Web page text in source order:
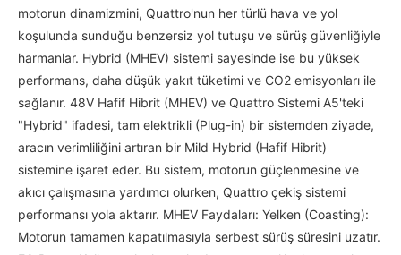
motorun dinamizmini, Quattro'nun her türlü hava ve yol
koşulunda sunduğu benzersiz yol tutuşu ve sürüş güvenliğiyle
harmanlar. Hybrid (MHEV) sistemi sayesinde ise bu yüksek
performans, daha düşük yakıt tüketimi ve CO2 emisyonları ile
sağlanır. 48V Hafif Hibrit (MHEV) ve Quattro Sistemi A5'teki
"Hybrid" ifadesi, tam elektrikli (Plug-in) bir sistemden ziyade,
aracın verimliliğini artıran bir Mild Hybrid (Hafif Hibrit)
sistemine işaret eder. Bu sistem, motorun güçlenmesine ve
akıcı çalışmasına yardımcı olurken, Quattro çekiş sistemi
performansı yola aktarır. MHEV Faydaları: Yelken (Coasting):
Motorun tamamen kapatılmasıyla serbest sürüş süresini uzatır.